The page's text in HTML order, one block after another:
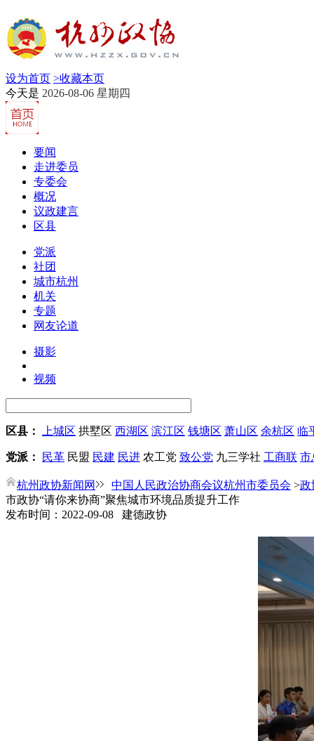
设为首页 >收藏本页
今天是 2026-08-06 星期四
要闻
走进委员
专委会
概况
议政建言
区县
党派
社团
城市杭州
机关
专题
网友论道
摄影
视频
区县： 上城区 拱墅区 西湖区 滨江区 钱塘区 萧山区 余杭区 临
党派： 民革 民盟 民建 民进 农工党 致公党 九三学社 工商联 市
杭州政协新闻网 中国人民政治协商会议杭州市委员会 >政
市政协“请你来协商”聚焦城市环境品质提升工作
发布时间：2022-09-08 建德政协